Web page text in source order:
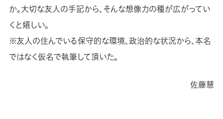
か。大切な友人の手記から、そんな想像力の種が広がってい
くと嬉しい。
※友人の住んでいる保守的な環境、政治的な状況から、本名
ではなく仮名で執筆して頂いた。
佐藤慧